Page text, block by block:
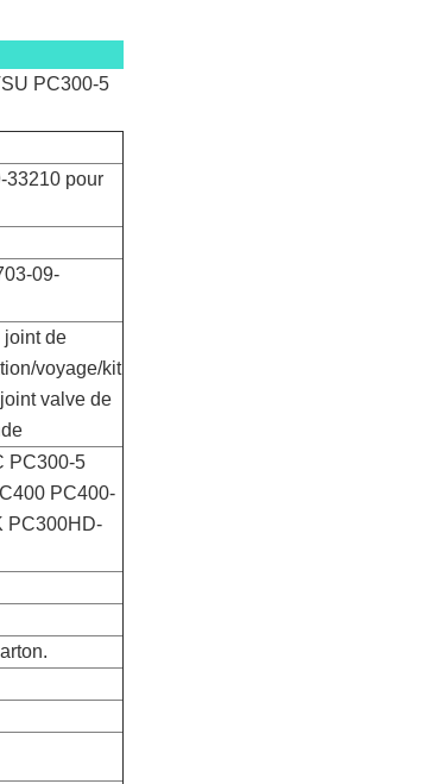
PC300-5
33210 pour
09-
joint de
voyage/kit
valve de
PC300-5
PC400-
PC300HD-